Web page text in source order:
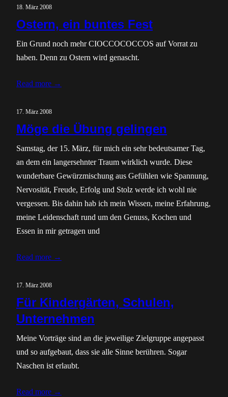
18. März 2008
Ostern, ein buntes Fest
Ein Grund noch mehr CIOCCOCOCCOS auf Vorrat zu
haben. Denn zu Ostern wird genascht.
Read more →
17. März 2008
Möge die Übung gelingen
Samstag, der 15. März, für mich ein sehr bedeutsamer Tag,
an dem ein langersehnter Traum wirklich wurde. Diese
wunderbare Gewürzmischung aus Gefühlen wie Spannung,
Nervosität, Freude, Erfolg und Stolz werde ich wohl nie
vergessen. Bis dahin hab ich mein Wissen, meine Erfahrung,
meine Leidenschaft rund um den Genuss, Kochen und
Essen in mir getragen und
Read more →
17. März 2008
Für Kindergärten, Schulen,
Unternehmen
Meine Vorträge sind an die jeweilige Zielgruppe angepasst
und so aufgebaut, dass sie alle Sinne berühren. Sogar
Naschen ist erlaubt.
Read more →